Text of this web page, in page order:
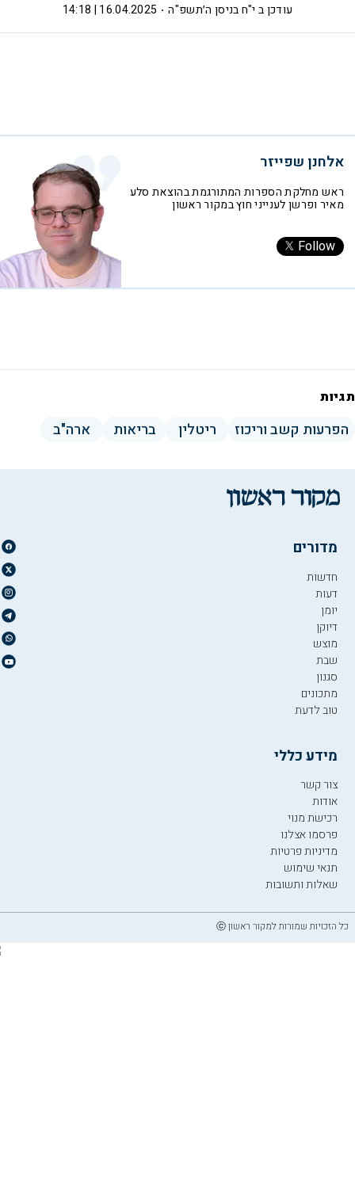
י"ח בניסן ה׳תשפ"ה 16.04.2025 | 14:18 עודכן ב
אלחנן שפייזר
ראש מחלקת הספרות המתורגמת בהוצאת סלע
מאיר ופרשן לענייני חוץ במקור ראשון
Follow
תגיות
הפרעות קשב וריכוז ריטלין בריאות ארה"ב
מדורים
חדשות
דעות
יומן
דיוקן
מוצש
שבת
סגנון
מתכונים
טוב לדעת
מידע כללי
צור קשר
אודות
רכישת מנוי
פרסמו אצלנו
מדיניות פרטיות
תנאי שימוש
שאלות ותשובות
כל הזכויות שמורות למקור ראשון ⓒ